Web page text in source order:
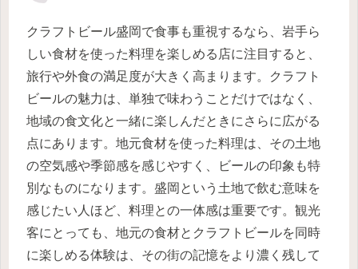
クラフトビール盛岡で食事も重視するなら、岩手ら
しい食材を使った料理を楽しめる店に注目すると、
旅行や外食の満足度が大きく高まります。クラフト
ビールの魅力は、単独で味わうことだけではなく、
地域の食文化と一緒に楽しんだときにさらに広がる
点にあります。地元食材を使った料理は、その土地
の空気感や季節感を感じやすく、ビールの印象も特
別なものになります。盛岡という土地で飲む意味を
感じたい人ほど、料理との一体感は重要です。観光
客にとっても、地元の食材とクラフトビールを同時
に楽しめる体験は、その街の記憶をより濃く残して